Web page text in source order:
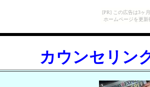
[PR] この広告は3ヶ
ホームページを更
カウンセリン